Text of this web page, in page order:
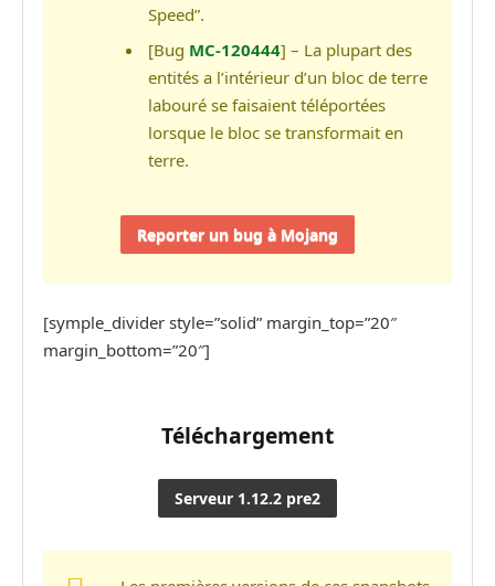
Speed”.
[Bug MC-120444] – La plupart des
entités a l’intérieur d’un bloc de terre
labouré se faisaient téléportées
lorsque le bloc se transformait en
terre.
Reporter un bug à Mojang
[symple_divider style=”solid” margin_top=”20″
margin_bottom=”20″]
Téléchargement
Serveur 1.12.2 pre2